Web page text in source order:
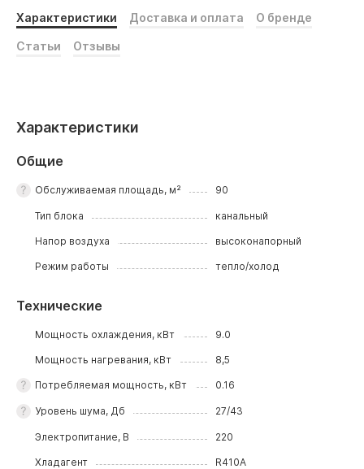
Характеристики Доставка и оплата О бренде
Статьи Отзывы
Характеристики
Общие
Обслуживаемая площадь, м² 90
Тип блока канальный
Напор воздуха высоконапорный
Режим работы тепло/холод
Технические
Мощность охлаждения, кВт 9.0
Мощность нагревания, кВт 8,5
Потребляемая мощность, кВт 0.16
Уровень шума, Дб 27/43
Электропитание, В 220
Хладагент R410A